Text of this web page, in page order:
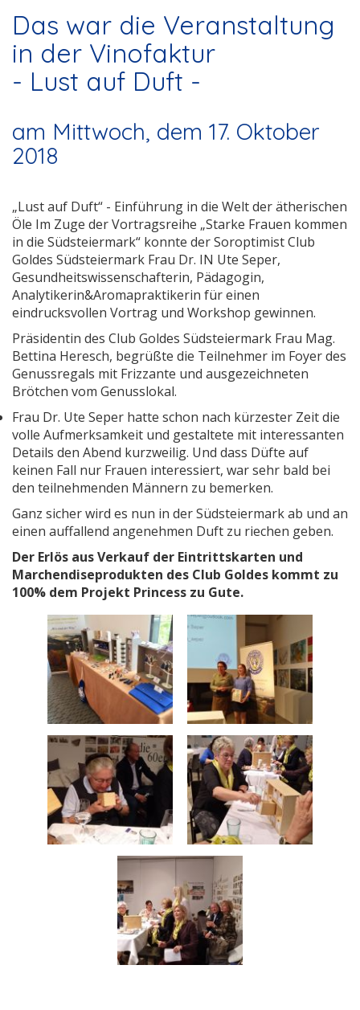
Das war die Veranstaltung
in der Vinofaktur
- Lust auf Duft -
am Mittwoch, dem 17. Oktober
2018
„Lust auf Duft“ - Einführung in die Welt der ätherischen
Öle Im Zuge der Vortragsreihe „Starke Frauen kommen
in die Südsteiermark“ konnte der Soroptimist Club
Goldes Südsteiermark Frau Dr. IN Ute Seper,
Gesundheitswissenschafterin, Pädagogin,
Analytikerin&Aromapraktikerin für einen
eindrucksvollen Vortrag und Workshop gewinnen.
Präsidentin des Club Goldes Südsteiermark Frau Mag.
Bettina Heresch, begrüßte die Teilnehmer im Foyer des
Genussregals mit Frizzante und ausgezeichneten
Brötchen vom Genusslokal.
Frau Dr. Ute Seper hatte schon nach kürzester Zeit die
volle Aufmerksamkeit und gestaltete mit interessanten
Details den Abend kurzweilig. Und dass Düfte auf
keinen Fall nur Frauen interessiert, war sehr bald bei
den teilnehmenden Männern zu bemerken.
Ganz sicher wird es nun in der Südsteiermark ab und an
einen auffallend angenehmen Duft zu riechen geben.
Der Erlös aus Verkauf der Eintrittskarten und
Marchendiseprodukten des Club Goldes kommt zu
100% dem Projekt Princess zu Gute.